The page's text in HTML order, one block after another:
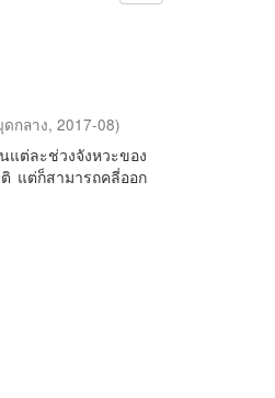
กลาง,2017-08)
ต่ละช่วงจังหวะของ
แต่ก็สามารถคลี่ออก